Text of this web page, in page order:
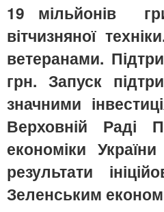
19 мільйонів
вітчизняної
ветеранами.
грн. Запуск
значними
Верховній Раді
економіки
результати
Зеленським